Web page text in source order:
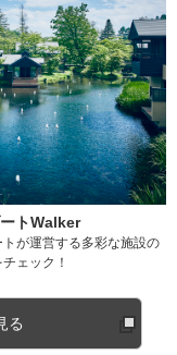
トWalker
が運営する多彩な施設の
ェック！
る